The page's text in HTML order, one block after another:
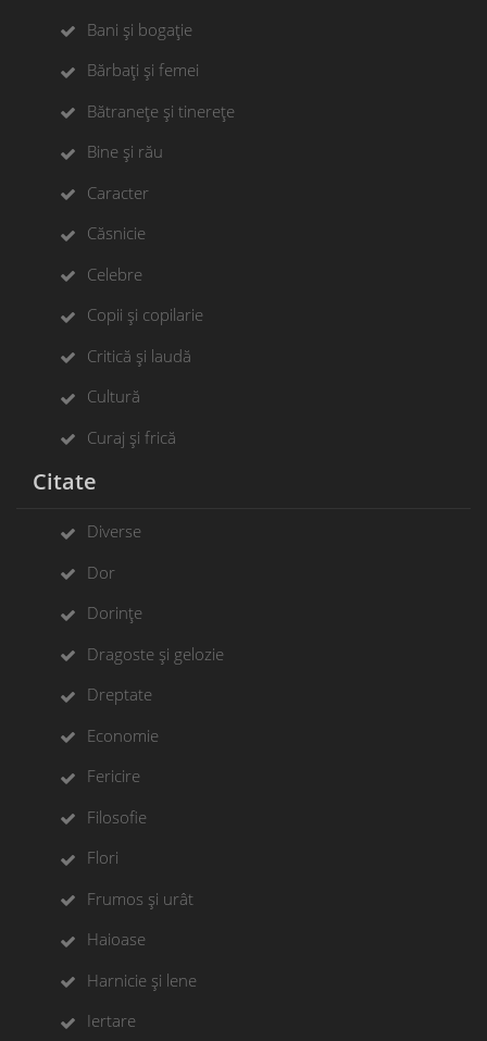
Bani și bogație
Bărbați și femei
Bătranețe și tinerețe
Bine și rău
Caracter
Căsnicie
Celebre
Copii și copilarie
Critică și laudă
Cultură
Curaj și frică
Citate
Diverse
Dor
Dorințe
Dragoste și gelozie
Dreptate
Economie
Fericire
Filosofie
Flori
Frumos și urât
Haioase
Harnicie și lene
Iertare